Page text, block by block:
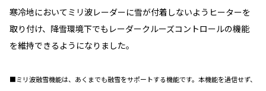
寒冷地においてミリ波レーダーに雪が付着しないようヒーターを
取り付け、降雪環境下でもレーダークルーズコントロールの機能
を維持できるようになりました。
■ミリ波融雪機能は、あくまでも融雪をサポートする機能です。本機能を過信せず、